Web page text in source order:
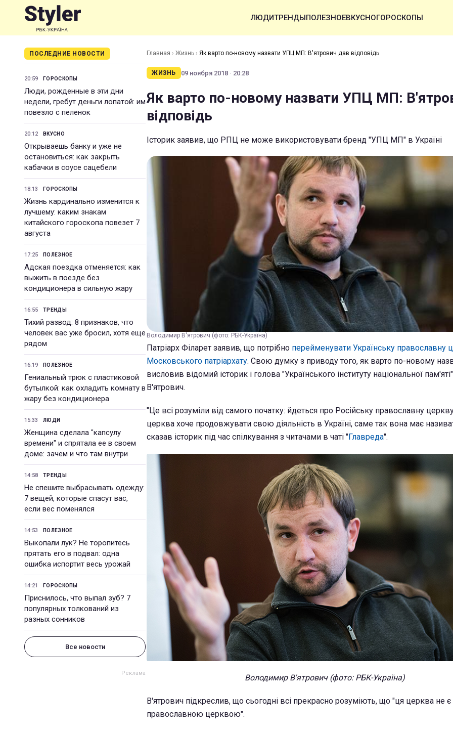
ЛЮДИТРЕНДЫПОЛЕЗНОЕВКУСНОГОРОСКОПЫ
ПОСЛЕДНИЕ НОВОСТИ
20:59 ГОРОСКОПЫ
Люди, рожденные в эти дни
недели, гребут деньги лопатой: им
повезло с пеленок
20:12 ВКУСНО
Открываешь банку и уже не
остановиться: как закрыть
кабачки в соусе сацебели
18:13 ГОРОСКОПЫ
Жизнь кардинально изменится к
лучшему: каким знакам
китайского гороскопа повезет 7
августа
17:25 ПОЛЕЗНОЕ
Адская поездка отменяется: как
выжить в поезде без
кондиционера в сильную жару
16:55 ТРЕНДЫ
Тихий развод: 8 признаков, что
человек вас уже бросил, хотя еще
рядом
16:19 ПОЛЕЗНОЕ
Гениальный трюк с пластиковой
бутылкой: как охладить комнату в
жару без кондиционера
15:33 ЛЮДИ
Женщина сделала "капсулу
времени" и спрятала ее в своем
доме: зачем и что там внутри
14:58 ТРЕНДЫ
Не спешите выбрасывать одежду:
7 вещей, которые спасут вас,
если вес поменялся
14:53 ПОЛЕЗНОЕ
Выкопали лук? Не торопитесь
прятать его в подвал: одна
ошибка испортит весь урожай
14:21 ГОРОСКОПЫ
Приснилось, что выпал зуб? 7
популярных толкований из
разных сонников
Все новости
Главная › Жизнь › Як варто по-новому назвати УПЦ МП: В'ятрович дав відповідь
ЖИЗНЬ 09 ноября 2018 · 20:28
Як варто по-новому назвати УПЦ МП:
відповідь
Історик заявив, що РПЦ не може використовувати бренд "УПЦ МП" в Україні
Володимир В'ятрович (фото: РБК-Україна)
Патріарх Філарет заявив, що потрібно перейменувати Українську православну
Московського патріархату. Свою думку з приводу того, як варто по-новому
висловив відомий історик і голова "Українського інституту національної
В'ятрович.
"Це всі розуміли від самого початку: йдеться про Російську православну
церква хоче продовжувати свою діяльність в Україні, саме так вона має
сказав історик під час спілкування з читачами в чаті "Главреда".
Володимир В'ятрович (фото: РБК-Україна)
В'ятрович підкреслив, що сьогодні всі прекрасно розуміють, що "ця церква не
православною церквою".